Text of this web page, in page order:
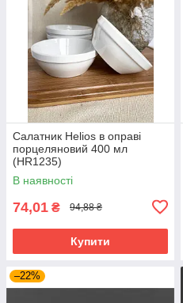
Салатник Helios в оправі
порцеляновий 400 мл
(HR1235)
В наявності
74,01 ₴ 94,88 ₴
Купити
–22%